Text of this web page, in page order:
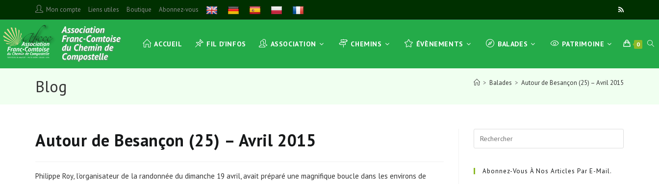
to
content
Mon compte Liens utiles Boutique Abonnez-vous
ACCUEIL FIL D’INFOS ASSOCIATION CHEMINS ÉVÈNEMENTS BALADES PATRIMOINE 0
Blog > Balades > Autour de Besançon (25) – Avril 2015
Autour de Besançon (25) – Avril 2015
Philippe Roy, l’organisateur de la randonnée du dimanche 19 avril, avait préparé une magnifique boucle dans les environs de
Escape
Abonnez-Vous À Nos Articles Par E-Mail.